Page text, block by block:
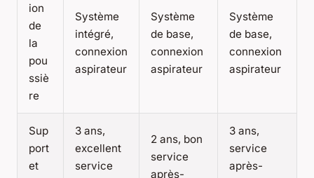
ion
de
la
pou
ssiè
re
Système
intégré,
connexion
aspirateur
Système
de base,
connexion
aspirateur
Système
de base,
connexion
aspirateur
Sup
port
et
3 ans,
excellent
service
2 ans, bon
service
après-
3 ans,
service
après-